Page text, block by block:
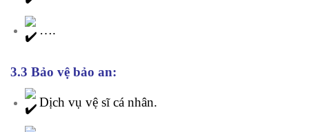
….
3.3 Bảo vệ bảo an:
Dịch vụ vệ sĩ cá nhân.